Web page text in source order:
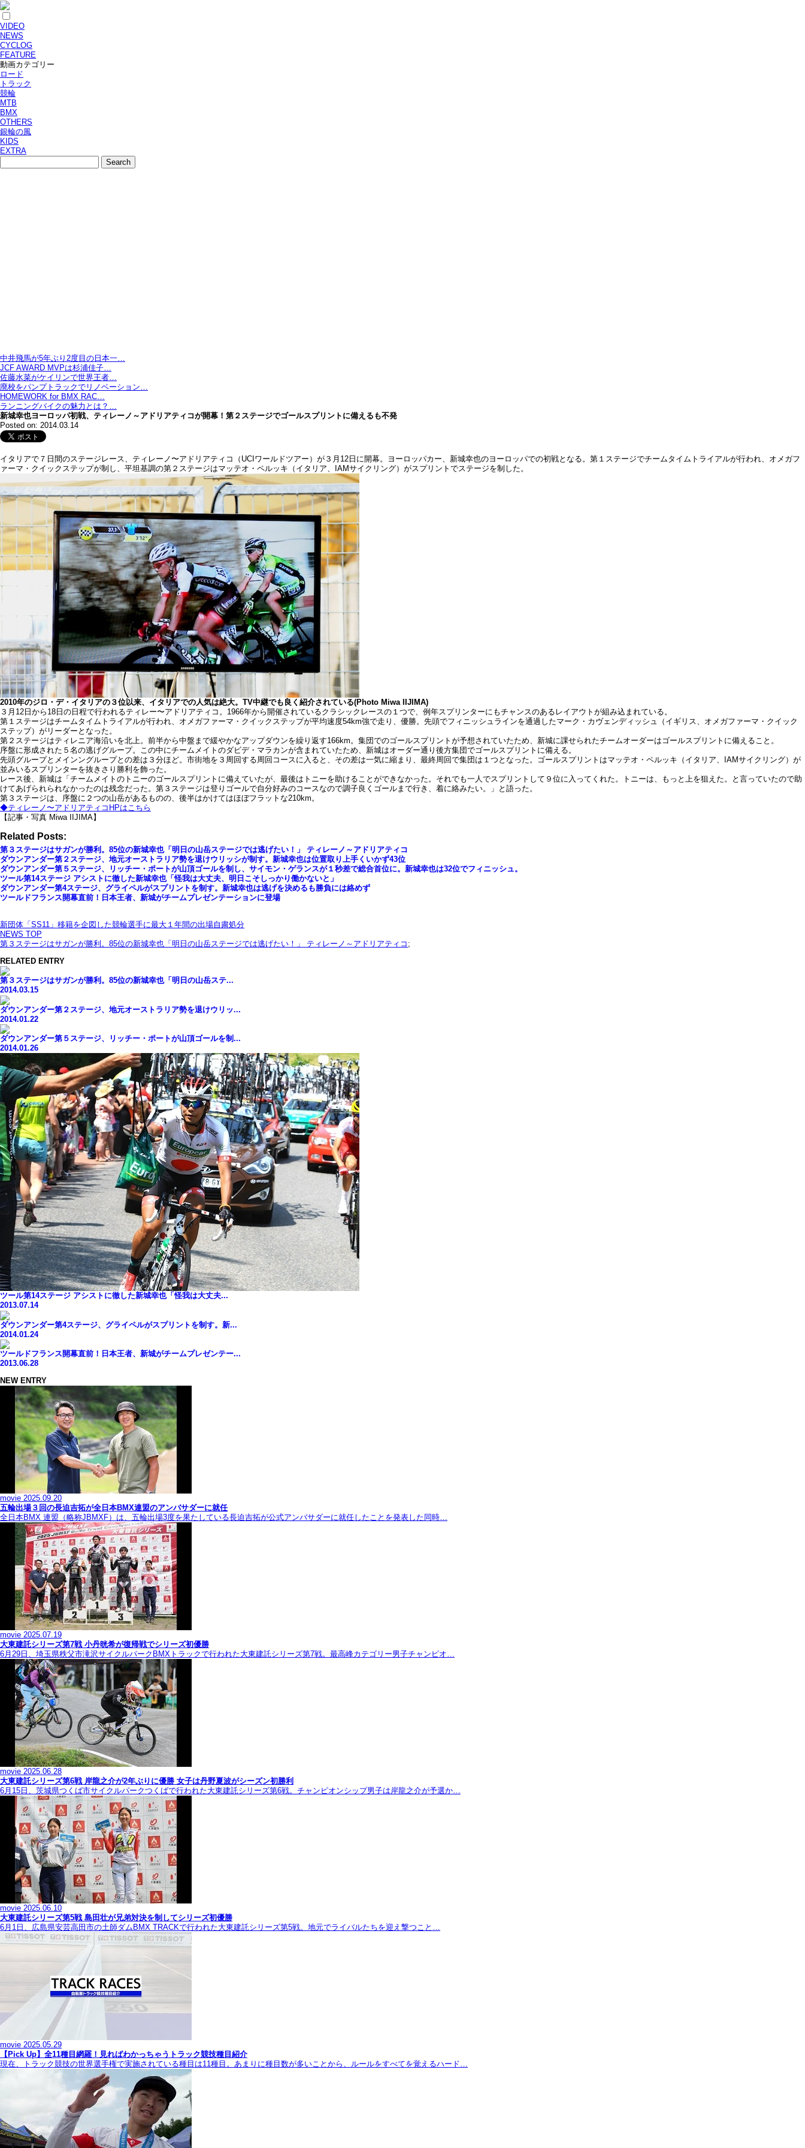
VIDEO
NEWS
CYCLOG
FEATURE
動画カテゴリー
ロード
トラック
競輪
MTB
BMX
OTHERS
銀輪の風
KIDS
EXTRA
中井飛馬が5年ぶり2度目の日本一…
JCF AWARD MVPは杉浦佳子…
佐藤水菜がケイリンで世界王者…
廃校をパンプトラックでリノベーション…
HOMEWORK for BMX RAC…
ランニングバイクの魅力とは？…
新城幸也ヨーロッパ初戦、ティレーノ～アドリアティコが開幕！第２ステージでゴールスプリントに備えるも不発
Posted on: 2014.03.14
イタリアで７日間のステージレース、ティレーノ〜アドリアティコ（UCIワールドツアー）が３月12日に開幕。ヨーロッパカー、新城幸也のヨーロッパでの初戦となる。第１ステージでチームタイムトライアルが行われ、オメガフ
ァーマ・クイックステップが制し、平坦基調の第２ステージはマッテオ・ペルッキ（イタリア、IAMサイクリング）がスプリントでステージを制した。
2010年のジロ・デ・イタリアの３位以来、イタリアでの人気は絶大。TV中継でも良く紹介されている(Photo Miwa IIJIMA)
３月12日から18日の日程で行われるティレー〜アドリアティコ。1966年から開催されているクラシックレースの１つで、例年スプリンターにもチャンスのあるレイアウトが組み込まれている。
第１ステージはチームタイムトライアルが行われ、オメガファーマ・クイックステップが平均速度54km強で走り、優勝。先頭でフィニッシュラインを通過したマーク・カヴェンディッシュ（イギリス、オメガファーマ・クイック
ステップ）がリーダーとなった。
第２ステージはティレニア海沿いを北上。前半から中盤まで緩やかなアップダウンを繰り返す166km。集団でのゴールスプリントが予想されていたため、新城に課せられたチームオーダーはゴールスプリントに備えること。
序盤に形成された５名の逃げグループ。この中にチームメイトのダビデ・マラカンが含まれていたため、新城はオーダー通り後方集団でゴールスプリントに備える。
先頭グループとメインングループとの差は３分ほど。市街地を３周回する周回コースに入ると、その差は一気に縮まり、最終周回で集団は１つとなった。ゴールスプリントはマッテオ・ペルッキ（イタリア、IAMサイクリング）が
並みいるスプリンターを抜きさり勝利を飾った。
レース後、新城は「チームメイトのトニーのゴールスプリントに備えていたが、最後はトニーを助けることができなかった。それでも一人でスプリントして９位に入ってくれた。トニーは、もっと上を狙えた。と言っていたので助
けてあげられられなかったのは残念だった。第３ステージは登りゴールで自分好みのコースなので調子良くゴールまで行き、着に絡みたい。」と語った。
第３ステージは、序盤に２つの山岳があるものの、後半はかけてはほぼフラットな210km。
◆ティレーノ〜アドリアティコHPはこちら
【記事・写真 Miwa IIJIMA】
Related Posts:
第３ステージはサガンが勝利。85位の新城幸也「明日の山岳ステージでは逃げたい！」 ティレーノ～アドリアティコ
ダウンアンダー第２ステージ、地元オーストラリア勢を退けウリッシが制す。新城幸也は位置取り上手くいかず43位
ダウンアンダー第５ステージ、リッチー・ポートが山頂ゴールを制し、サイモン・ゲランスが１秒差で総合首位に。新城幸也は32位でフィニッシュ。
ツール第14ステージ アシストに徹した新城幸也「怪我は大丈夫、明日こそしっかり働かないと」
ダウンアンダー第4ステージ、グライペルがスプリントを制す。新城幸也は逃げを決めるも勝負には絡めず
ツールドフランス開幕直前！日本王者、新城がチームプレゼンテーションに登場
新団体「SS11」移籍を企図した競輪選手に最大１年間の出場自粛処分
NEWS TOP
第３ステージはサガンが勝利。85位の新城幸也「明日の山岳ステージでは逃げたい！」 ティレーノ～アドリアティコ ;
RELATED ENTRY
第３ステージはサガンが勝利。85位の新城幸也「明日の山岳ステ...
2014.03.15
ダウンアンダー第２ステージ、地元オーストラリア勢を退けウリッ...
2014.01.22
ダウンアンダー第５ステージ、リッチー・ポートが山頂ゴールを制...
2014.01.26
ツール第14ステージ アシストに徹した新城幸也「怪我は大丈夫...
2013.07.14
ダウンアンダー第4ステージ、グライペルがスプリントを制す。新...
2014.01.24
ツールドフランス開幕直前！日本王者、新城がチームプレゼンテー...
2013.06.28
NEW ENTRY
movie 2025.09.20
五輪出場３回の長迫吉拓が全日本BMX連盟のアンバサダーに就任
全日本BMX 連盟（略称JBMXF）は、五輪出場3度を果たしている長迫吉拓が公式アンバサダーに就任したことを発表した同時…
movie 2025.07.19
大東建託シリーズ第7戦 ⼩丹晄希が復帰戦でシリーズ初優勝
6月29日、埼玉県秩父市滝沢サイクルパークBMXトラックで行われた大東建託シリーズ第7戦。最高峰カテゴリー男子チャンピオ…
movie 2025.06.28
大東建託シリーズ第6戦 岸龍之介が2年ぶりに優勝 女子は丹野夏波がシーズン初勝利
6月15日、茨城県つくば市サイクルパークつくばで行われた大東建託シリーズ第6戦。チャンピオンシップ男子は岸龍之介が予選か…
movie 2025.06.10
大東建託シリーズ第5戦 島田壮が兄弟対決を制してシリーズ初優勝
6月1日、広島県安芸高田市の土師ダムBMX TRACKで行われた大東建託シリーズ第5戦。地元でライバルたちを迎え撃つこと…
movie 2025.05.29
【Pick Up】全11種目網羅！見ればわかっちゃうトラック競技種目紹介
現在、トラック競技の世界選手権で実施されている種目は11種目。あまりに種目数が多いことから、ルールをすべてを覚えるハード…